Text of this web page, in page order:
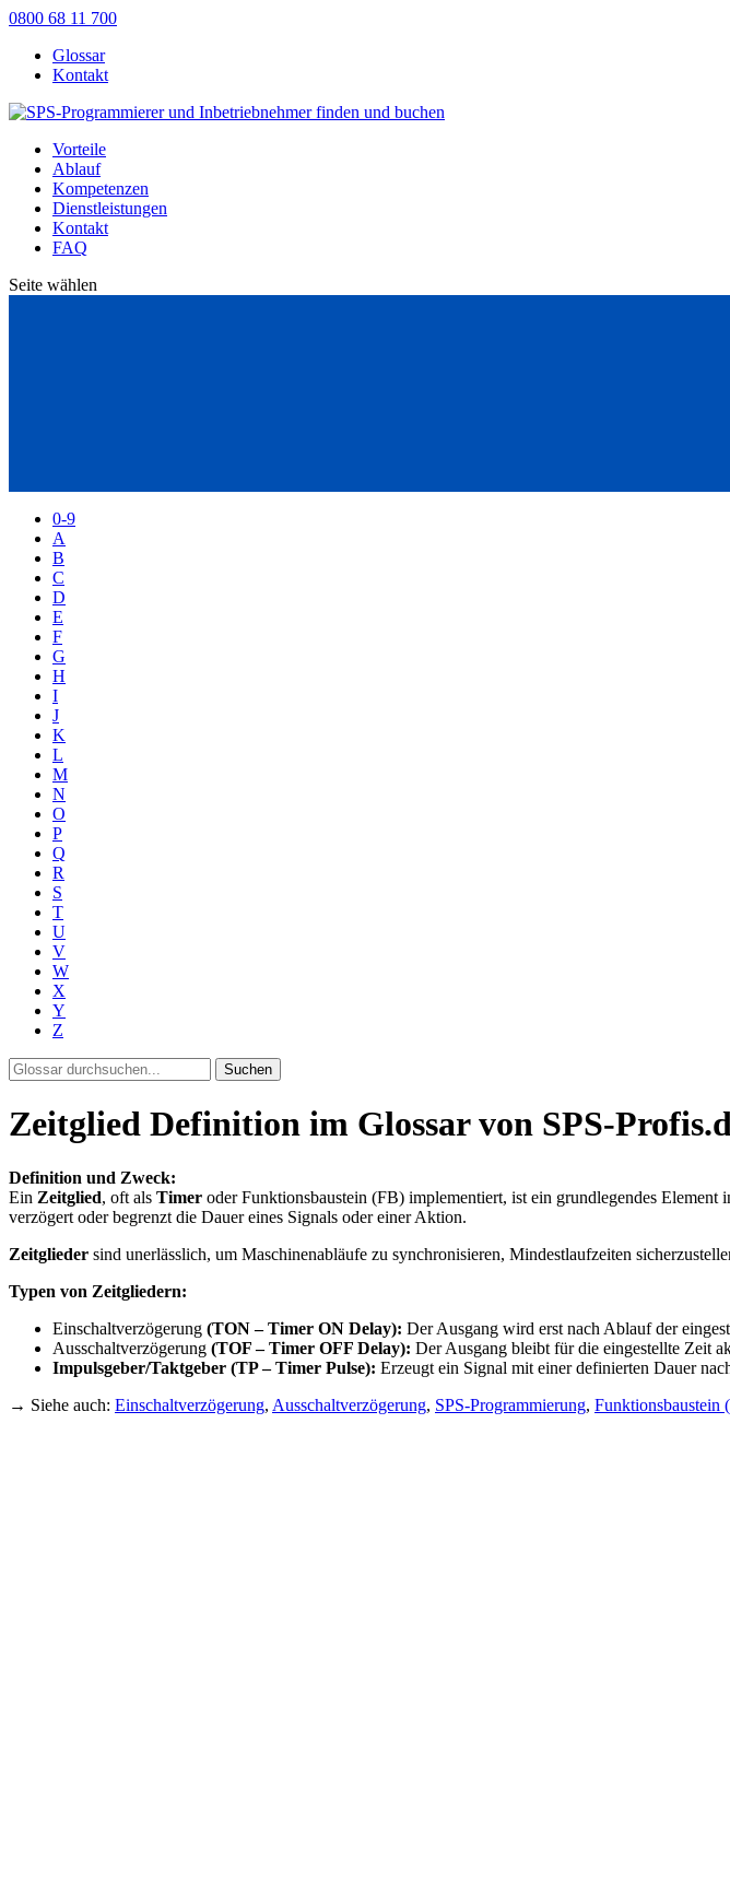
0800 68 11 700
Glossar
Kontakt
Vorteile
Ablauf
Kompetenzen
Dienstleistungen
Kontakt
FAQ
Seite wählen
0-9
A
B
C
D
E
F
G
H
I
J
K
L
M
N
O
P
Q
R
S
T
U
V
W
X
Y
Z
Suchen
Zeitglied Definition im Glossar von SPS-
Definition und Zweck:
Ein Zeitglied, oft als Timer oder Funktionsbaustein (FB) implementiert, ist ein grundlegendes Element
verzögert oder begrenzt die Dauer eines Signals oder einer Aktion.
Zeitglieder sind unerlässlich, um Maschinenabläufe zu synchronisieren, Mindestlaufzeiten
Typen von Zeitgliedern:
Einschaltverzögerung (TON – Timer ON Delay): Der Ausgang wird erst nach Ablauf der
Ausschaltverzögerung (TOF – Timer OFF Delay): Der Ausgang bleibt für die eingestellte Zeit
Impulsgeber/Taktgeber (TP – Timer Pulse): Erzeugt ein Signal mit einer definierten Dauer
→ Siehe auch: Einschaltverzögerung, Ausschaltverzögerung, SPS-Programmierung, Funktionsbaustein